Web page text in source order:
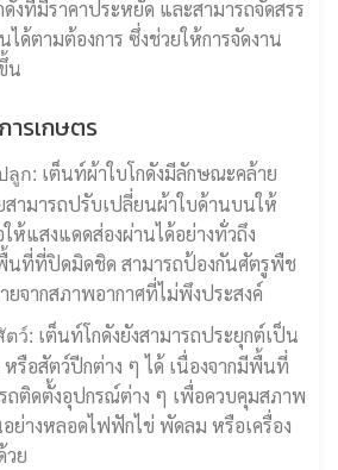
ดังที่มีราคาประหยัด และสามารถจัดสรร
ด้ตามต้องการ ซึ่งช่วยให้การจัดงาน
น
ารเกษตร
ลูก: เต็นท์ผ้าใบโกดังมีลักษณะคล้าย
สามารถปรับเปลี่ยนผ้าใบด้านบนให้
ห้แสงแดดส่องผ่านได้อย่างทั่วถึง
นที่ที่ปิดมิดชิด สามารถป้องกันศัตรูพืช
ยจากสภาพอากาศที่ไม่พึงประสงค์
ตว์: เต็นท์โกดังยังสามารถประยุกต์เป็น
หรือสัตว์ปีกต่าง ๆ ได้ เนื่องจากมีพื้นที่
ถติดตั้งอุปกรณ์ต่าง ๆ เพื่อควบคุมสภาพ
ย่างหลอดไฟฟักไข่ พัดลม หรือเครื่อง
วย